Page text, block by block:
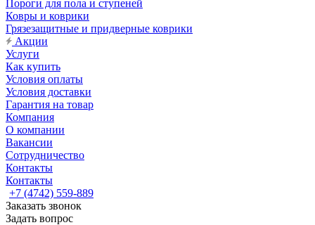
Пороги для пола и ступеней
Ковры и коврики
Грязезащитные и придверные коврики
Акции
Услуги
Как купить
Условия оплаты
Условия доставки
Гарантия на товар
Компания
О компании
Вакансии
Сотрудничество
Контакты
Контакты
+7 (4742) 559-889
Заказать звонок
Задать вопрос